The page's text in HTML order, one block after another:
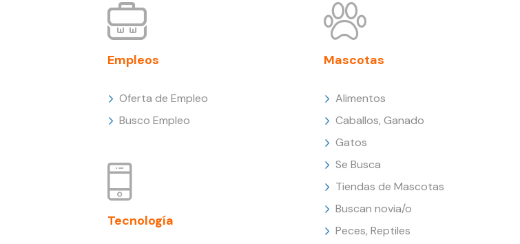
Empleos
Oferta de Empleo
Busco Empleo
Tecnología
Mascotas
Alimentos
Caballos, Ganado
Gatos
Se Busca
Tiendas de Mascotas
Buscan novia/o
Peces, Reptiles